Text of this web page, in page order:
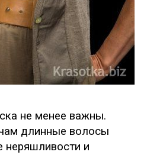
не менее важны.
длинные волосы
неряшливости и